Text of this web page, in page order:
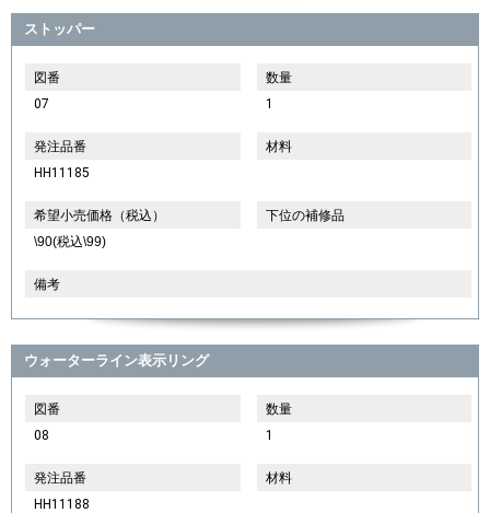
ストッパー
図番
07
数量
1
発注品番
HH11185
材料
希望小売価格（税込）
\90(税込\99)
下位の補修品
備考
ウォーターライン表示リング
図番
08
数量
1
発注品番
HH11188
材料